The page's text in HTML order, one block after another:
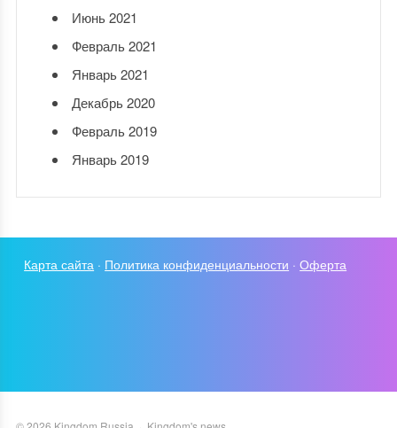
Июнь 2021
Февраль 2021
Январь 2021
Декабрь 2020
Февраль 2019
Январь 2019
Карта сайта · Политика конфиденциальности ·Оферта